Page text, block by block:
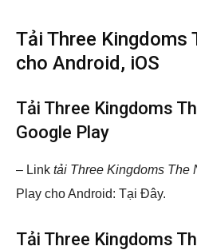
Tải Three Kingdoms
cho Android, iOS
Tải Three Kingdoms
Google Play
– Link tải Three Kingdoms The
Play cho Android: Tại Đây.
Tải Three Kingdoms